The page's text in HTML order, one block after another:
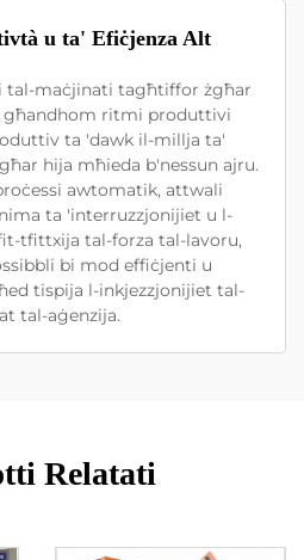
u ta' Efiċjenza Alt
tal-maċjinati tagħtiffor żgħar
għandhom ritmi produttivi
ta 'dawk il-millja ta'
hija mħieda b'nessun ajru.
awtomatik, attwali
ta 'interruzzjonijiet u l-
tfittxija tal-forza tal-lavoru,
bi mod effiċjenti u
tispija l-inkjezzjonijiet tal-
tal-aġenzija.
Relatati